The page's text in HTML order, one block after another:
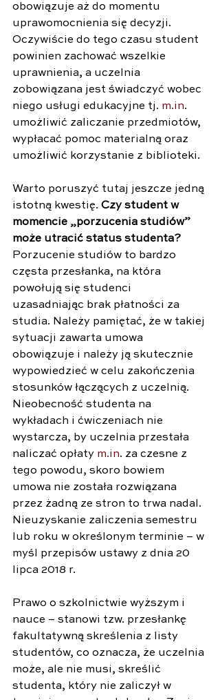
obowiązuje aż do momentu
uprawomocnienia się decyzji.
Oczywiście do tego czasu student
powinien zachować wszelkie
uprawnienia, a uczelnia
zobowiązana jest świadczyć wobec
niego usługi edukacyjne tj. m.in.
umożliwić zaliczanie przedmiotów,
wypłacać pomoc materialną oraz
umożliwić korzystanie z biblioteki.
Warto poruszyć tutaj jeszcze jedną
istotną kwestię. Czy student w
momencie „porzucenia studiów”
może utracić status studenta?
Porzucenie studiów to bardzo
częsta przesłanka, na która
powołują się studenci
uzasadniając brak płatności za
studia. Należy pamiętać, że w takiej
sytuacji zawarta umowa
obowiązuje i należy ją skutecznie
wypowiedzieć w celu zakończenia
stosunków łączących z uczelnią.
Nieobecność studenta na
wykładach i ćwiczeniach nie
wystarcza, by uczelnia przestała
naliczać opłaty m.in. za czesne z
tego powodu, skoro bowiem
umowa nie została rozwiązana
przez żadną ze stron to trwa nadal.
Nieuzyskanie zaliczenia semestru
lub roku w określonym terminie – w
myśl przepisów ustawy z dnia 20
lipca 2018 r.
Prawo o szkolnictwie wyższym i
nauce – stanowi tzw. przesłankę
fakultatywną skreślenia z listy
studentów, co oznacza, że uczelnia
może, ale nie musi, skreślić
studenta, który nie zaliczył w